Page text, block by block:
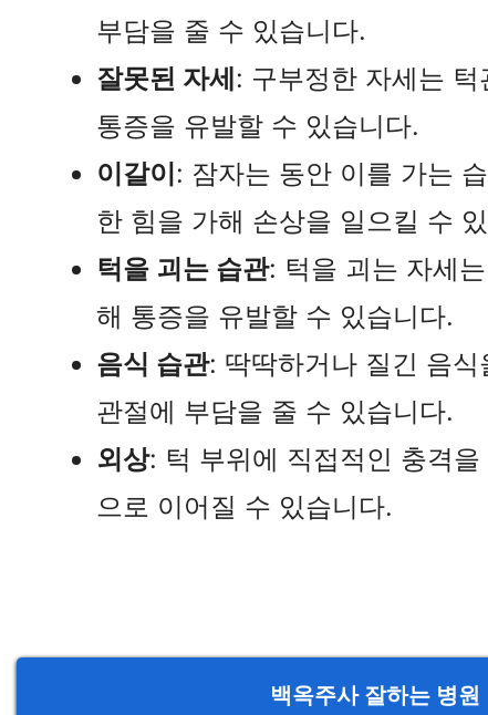
부담을 줄 수 있습니다.
잘못된 자세: 구부정한 자세는
통증을 유발할 수 있습니다.
이갈이 : 잠자는 동안 이를 가는
한 힘을 가해 손상을 일으킬 수
턱을 괴는 습관: 턱을 괴는 자세
해 통증을 유발할 수 있습니다.
음식 습관: 딱딱하거나 질긴 음
관절에 부담을 줄 수 있습니다.
외상: 턱 부위에 직접적인 충격
으로 이어질 수 있습니다.
백옥주사 잘하는 병원